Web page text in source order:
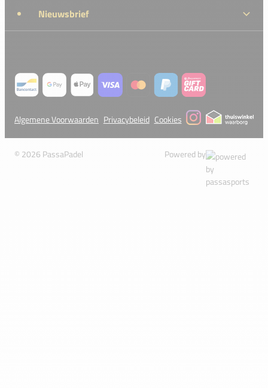
Nieuwsbrief
Algemene Voorwaarden Privacybeleid Cookies
© 2026 PassaPadel Powered by